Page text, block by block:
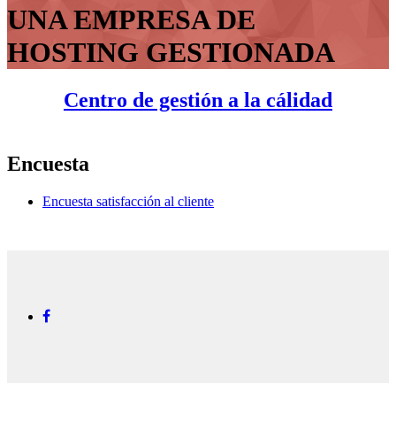
UNA EMPRESA DE
HOSTING GESTIONADA
Centro de gestión a la cálidad
Encuesta
Encuesta satisfacción al cliente